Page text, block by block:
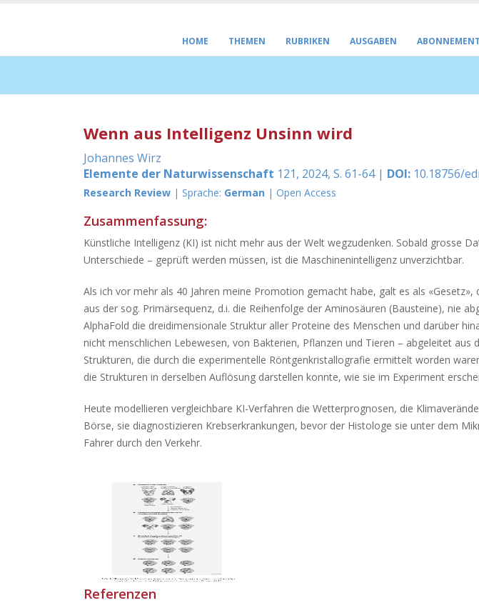
HOME THEMEN RUBRIKEN AUSGABEN ABONNEMENT
Wenn aus Intelligenz Unsinn wird
Johannes Wirz
Elemente der Naturwissenschaft 121, 2024, S. 61-64 | DOI: 10.18756/
Research Review | Sprache: German | Open Access
Zusammenfassung:
Künstliche Intelligenz (KI) ist nicht mehr aus der Welt wegzudenken. Sobald grosse
Unterschiede – geprüft werden müssen, ist die Maschinenintelligenz unverzichtbar.
Als ich vor mehr als 40 Jahren meine Promotion gemacht habe, galt es als
aus der sog. Primärsequenz, d.i. die Reihenfolge der Aminosäuren (Bausteine), nie
AlphaFold die dreidimensionale Struktur aller Proteine des Menschen und darüber
nicht menschlichen Lebewesen, von Bakterien, Pflanzen und Tieren – abgeleitet
Strukturen, die durch die experimentelle Röntgenkristallografie ermittelt worden
die Strukturen in derselben Auflösung darstellen konnte, wie sie im Experiment
Heute modellieren vergleichbare KI-Verfahren die Wetterprognosen, die
Börse, sie diagnostizieren Krebserkrankungen, bevor der Histologe sie unter dem
Fahrer durch den Verkehr.
Referenzen